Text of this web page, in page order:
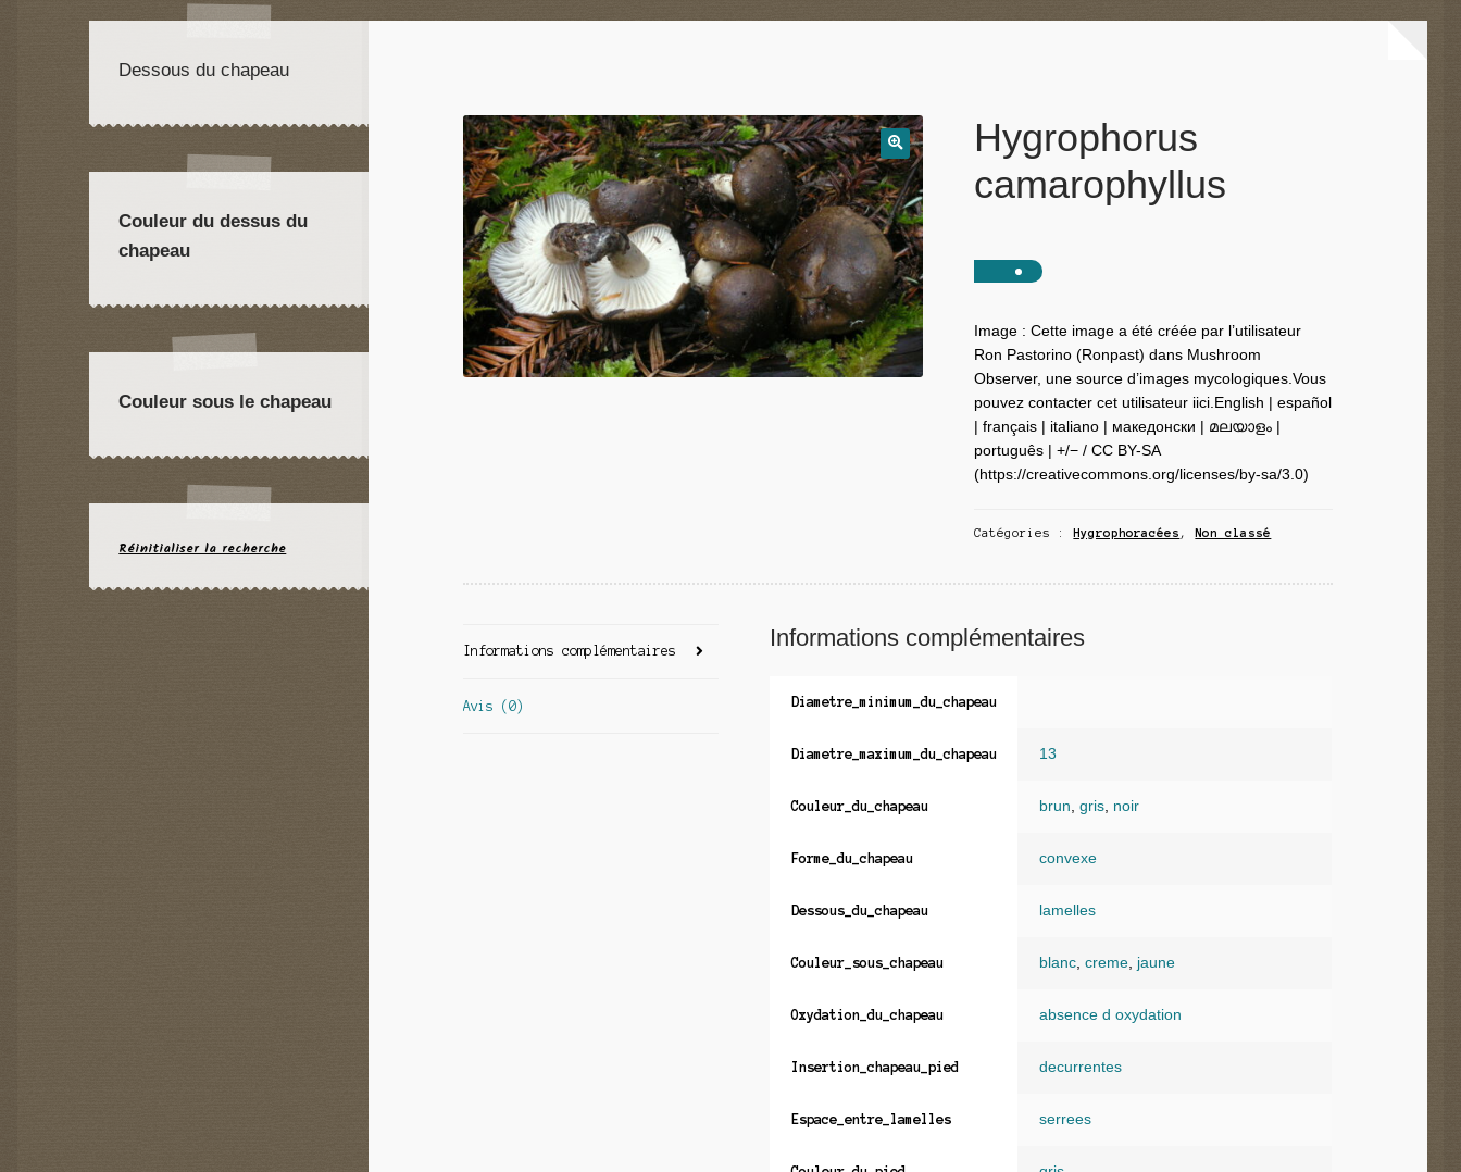
Hygrophorus
camarophyllus
Image : Cette image a été créée par l’utilisateur
Ron Pastorino (Ronpast) dans Mushroom
Observer, une source d’images mycologiques.Vous
pouvez contacter cet utilisateur iici.English | español
| français | italiano | македонски | മലയാളം |
português | +/− / CC BY-SA
(https://creativecommons.org/licenses/by-sa/3.0)
Catégories :Hygrophoracées ,Non classé
Informations complémentaires
Avis (0)
Informations complémentaires
Diametre_minimum_du_chapeau
Diametre_maximum_du_chapeau 13
Couleur_du_chapeau brun gris, noir
Forme_du_chapeau convexe
Dessous_du_chapeau lamelles
Couleur_sous_chapeau blanc, creme, jaune
Oxydation_du_chapeau absence d oxydation
Insertion_chapeau_pied decurrentes
Espace_entre_lamelles serrees
Dessous du chapeau
Couleur du dessus du
chapeau
Couleur sous le chapeau
Réinitialiser la recherche